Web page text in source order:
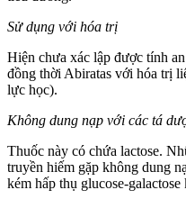
Sử dụng với hóa trị
Hiện chưa xác lập được tính
đồng thời Abiratas với hóa trị
lực học).
Không dung nạp với các tá
Thuốc này có chứa lactose.
truyền hiếm gặp không dung
kém hấp thụ glucose-